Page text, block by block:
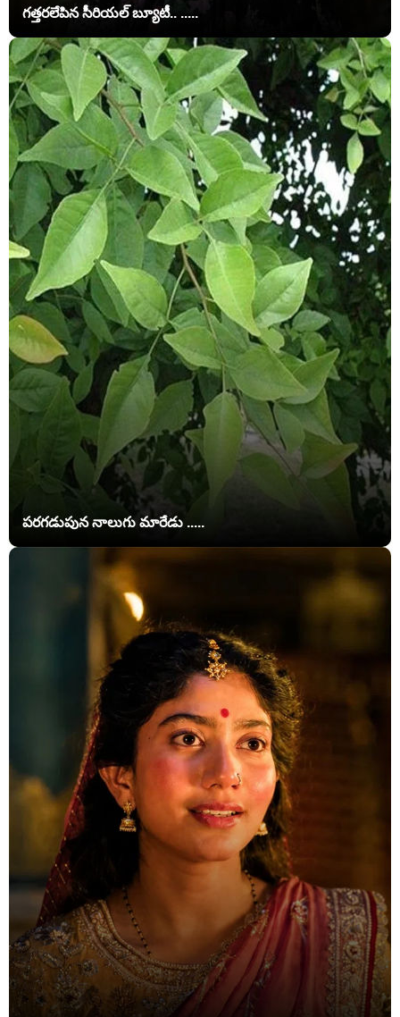
గత్తరలేపిన సీరియల్ బ్యూటీ.. .....
పరగడుపున నాలుగు మారేడు .....